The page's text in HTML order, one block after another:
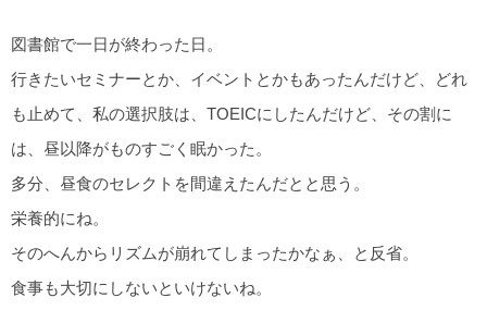
図書館で一日が終わった日。
行きたいセミナーとか、イベントとかもあったんだけど、どれ
も止めて、私の選択肢は、TOEICにしたんだけど、その割に
は、昼以降がものすごく眠かった。
多分、昼食のセレクトを間違えたんだとと思う。
栄養的にね。
そのへんからリズムが崩れてしまったかなぁ、と反省。
食事も大切にしないといけないね。